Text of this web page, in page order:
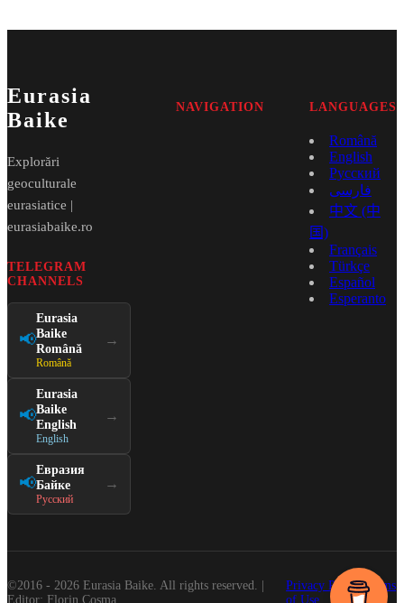
Eurasia
Baike
Explorări
geoculturale
eurasiatice |
eurasiabaike.ro
TELEGRAM
CHANNELS
📢
Eurasia
Baike
Română
Română
→
📢
Eurasia
Baike
English
English
→
📢
Евразия
Байке
Русский
→
NAVIGATION LANGUAGES
Română
English
Русский
فارسی
中文 (中
国)
Français
Türkçe
Español
Esperanto
©2016 - 2026 Eurasia Baike. All rights reserved. |
Editor: Florin Cosma
Privacy Policy Terms
of Use